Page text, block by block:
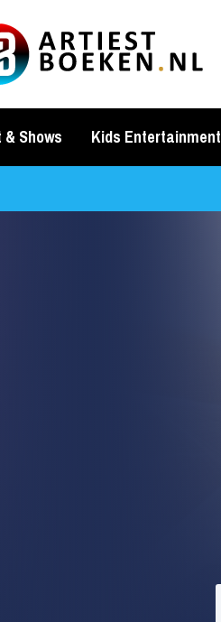
Shows Kids Entertainment